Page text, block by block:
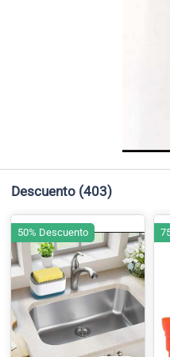
Descuento (403)
50% Descuento